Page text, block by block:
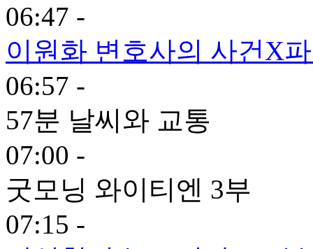
06:47 -
이원화 변호사의 사건X
06:57 -
57분 날씨와 교통
07:00 -
굿모닝 와이티엔 3부
07:15 -